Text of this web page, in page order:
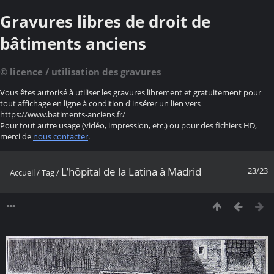
Gravures libres de droit de
bâtiments anciens
© licence / utilisation des gravures
Vous êtes autorisé à utiliser les gravures librement et gratuitement pour
tout affichage en ligne à condition d'insérer un lien vers
https://www.batiments-anciens.fr/
Pour tout autre usage (vidéo, impression, etc.) ou pour des fichiers HD,
merci de nous contacter.
23/23
Accueil/Tag/ L’hôpital de la Latina à Madrid